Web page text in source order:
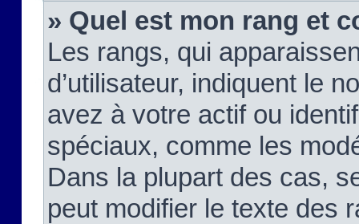
» Quel est mon rang et
Les rangs, qui
d’utilisateur, indiquent le
avez à votre actif ou
spéciaux, comme les
Dans la plupart des cas,
peut modifier le texte des